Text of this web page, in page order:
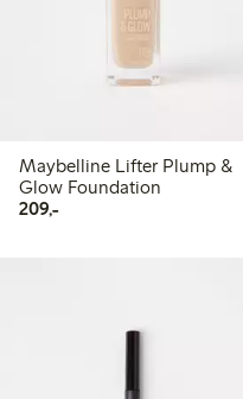
Maybelline Lifter Plump &
Glow Foundation
209,-209,00 kr